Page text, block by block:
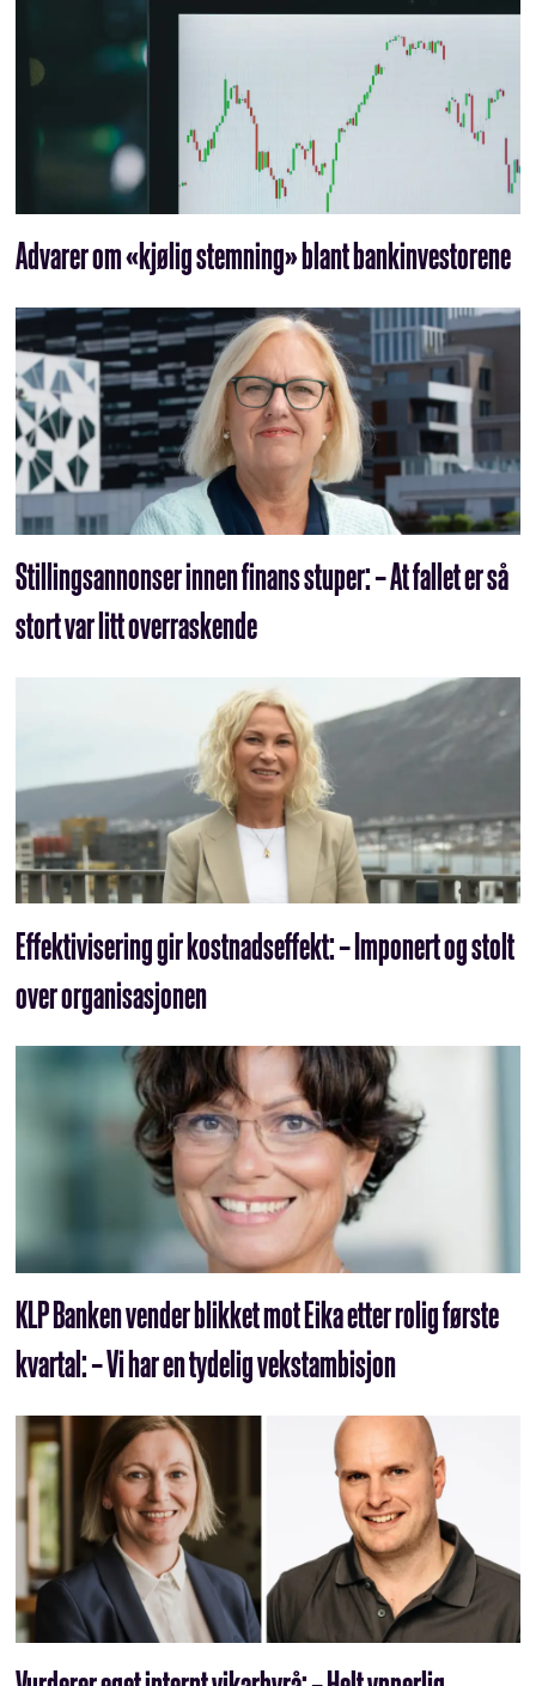
Advarer om «kjølig stemning» blant bankinvestorene
Stillingsannonser innen finans stuper: – At fallet er så
stort var litt overraskende
Effektivisering gir kostnadseffekt: – Imponert og stolt
over organisasjonen
KLP Banken vender blikket mot Eika etter rolig første
kvartal: – Vi har en tydelig vekstambisjon